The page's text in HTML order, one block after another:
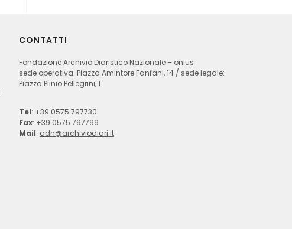
CONTATTI
Fondazione Archivio Diaristico Nazionale – onlus
sede operativa: Piazza Amintore Fanfani, 14 / sede legale:
Piazza Plinio Pellegrini, 1
Tel: +39 0575 797730
Fax: +39 0575 797799
Mail: adn@archiviodiari.it